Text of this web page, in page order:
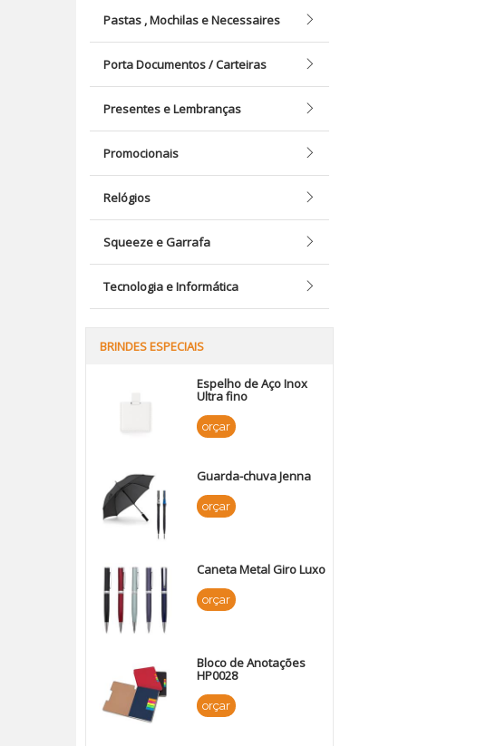
Pastas , Mochilas e Necessaires
Porta Documentos / Carteiras
Presentes e Lembranças
Promocionais
Relógios
Squeeze e Garrafa
Tecnologia e Informática
BRINDES ESPECIAIS
Espelho de Aço Inox
Ultra fino
orçar
Guarda-chuva Jenna
orçar
Caneta Metal Giro Luxo
orçar
Bloco de Anotações
HP0028
orçar